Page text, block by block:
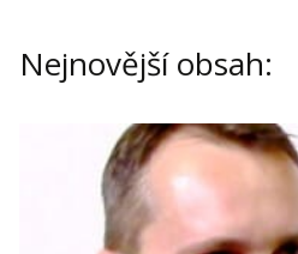
Inzerce
Přihlášení
Kontakt
Nejnovější obsah: